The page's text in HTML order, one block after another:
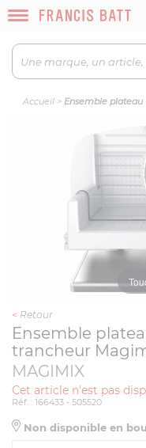
Accueil> Ensemble plateau
< Retour
Ensemble
trancheur
MAGIMIX
Cet article n'est pas
Réf. : 166433 - 505520
Non disponible en